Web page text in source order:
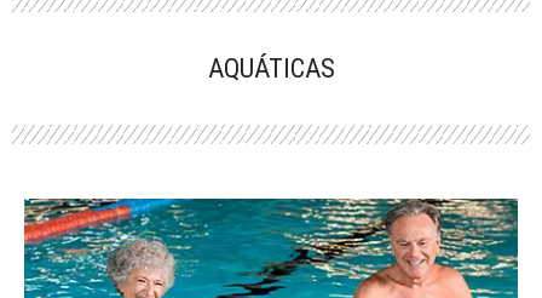
AQUÁTICAS